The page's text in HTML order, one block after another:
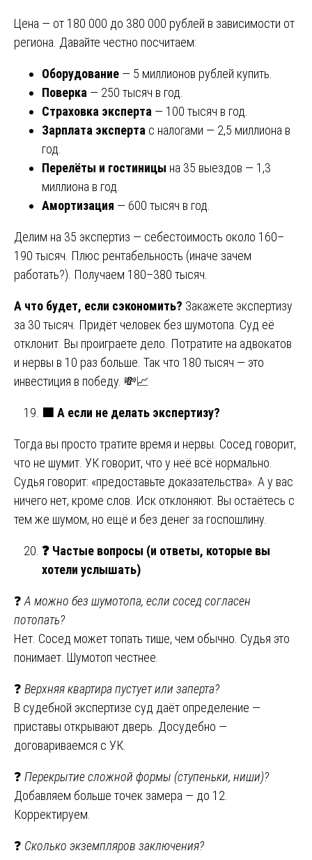
Цена — от 180 000 до 380 000 рублей в зависимости от
региона. Давайте честно посчитаем:
Оборудование — 5 миллионов рублей купить.
Поверка — 250 тысяч в год.
Страховка эксперта — 100 тысяч в год.
Зарплата эксперта с налогами — 2,5 миллиона в
год.
Перелёты и гостиницы на 35 выездов — 1,3
миллиона в год.
Амортизация — 600 тысяч в год.
Делим на 35 экспертиз — себестоимость около 160–
190 тысяч. Плюс рентабельность (иначе зачем
работать?). Получаем 180–380 тысяч.
А что будет, если сэкономить? Закажете экспертизу
за 30 тысяч. Придёт человек без шумотопа. Суд её
отклонит. Вы проиграете дело. Потратите на адвокатов
и нервы в 10 раз больше. Так что 180 тысяч — это
инвестиция в победу. 💸📈
🟩 А если не делать экспертизу?
Тогда вы просто тратите время и нервы. Сосед говорит,
что не шумит. УК говорит, что у неё всё нормально.
Судья говорит: «предоставьте доказательства». А у вас
ничего нет, кроме слов. Иск отклоняют. Вы остаётесь с
тем же шумом, но ещё и без денег за госпошлину.
❓ Частые вопросы (и ответы, которые вы
хотели услышать)
❓ А можно без шумотопа, если сосед согласен
потопать?
Нет. Сосед может топать тише, чем обычно. Судья это
понимает. Шумотоп честнее.
❓ Верхняя квартира пустует или заперта?
В судебной экспертизе суд даёт определение —
приставы открывают дверь. Досудебно —
договариваемся с УК.
❓ Перекрытие сложной формы (ступеньки, ниши)?
Добавляем больше точек замера — до 12.
Корректируем.
❓ Сколько экземпляров заключения?